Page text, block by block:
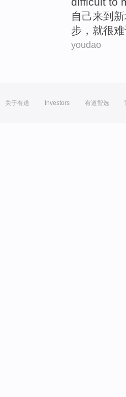
自己来到 新
步 ， 就很难
youdao
关于有道 Investors 有道智选